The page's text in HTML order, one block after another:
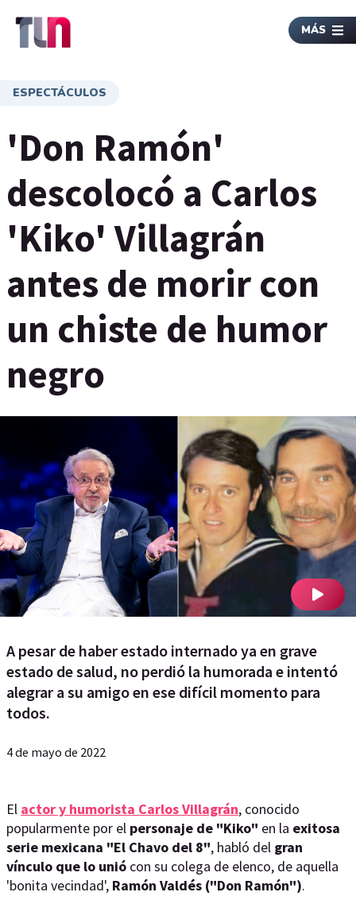
MÁS
ESPECTÁCULOS
'Don Ramón'
descolocó a Carlos
'Kiko' Villagrán
antes de morir con
un chiste de humor
negro
A pesar de haber estado internado ya en grave
estado de salud, no perdió la humorada e intentó
alegrar a su amigo en ese difícil momento para
todos.
4 de mayo de 2022
El actor y humorista Carlos Villagrán, conocido
popularmente por el personaje de "Kiko" en la exitosa
serie mexicana "El Chavo del 8", habló del gran
vínculo que lo unió con su colega de elenco, de aquella
'bonita vecindad', Ramón Valdés ("Don Ramón").